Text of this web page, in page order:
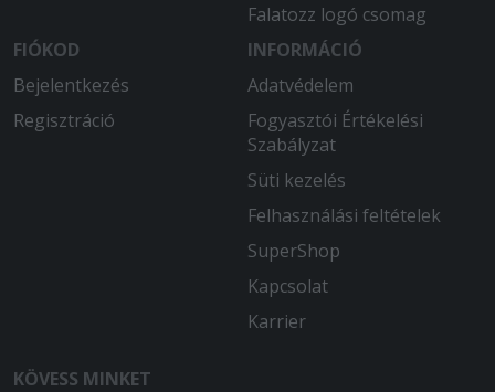
Falatozz logó csomag
FIÓKOD
Bejelentkezés
Regisztráció
INFORMÁCIÓ
Adatvédelem
Fogyasztói Értékelési
Szabályzat
Süti kezelés
Felhasználási feltételek
SuperShop
Kapcsolat
Karrier
KÖVESS MINKET